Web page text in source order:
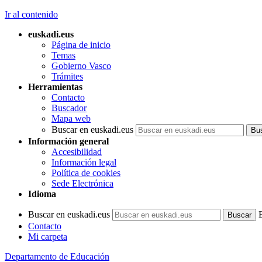
Ir al contenido
euskadi.eus
Página de inicio
Temas
Gobierno Vasco
Trámites
Herramientas
Contacto
Buscador
Mapa web
Buscar en euskadi.eus
Información general
Accesibilidad
Información legal
Política de cookies
Sede Electrónica
Idioma
Buscar en euskadi.eus
Contacto
Mi carpeta
Departamento de Educación